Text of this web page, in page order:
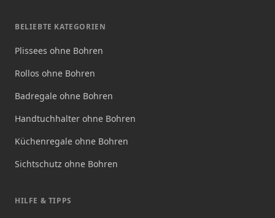
BELIEBTE KATEGORIEN
Plissees ohne Bohren
Rollos ohne Bohren
Badregale ohne Bohren
Handtuchhalter ohne Bohren
Küchenregale ohne Bohren
Sichtschutz ohne Bohren
HILFE & TIPPS